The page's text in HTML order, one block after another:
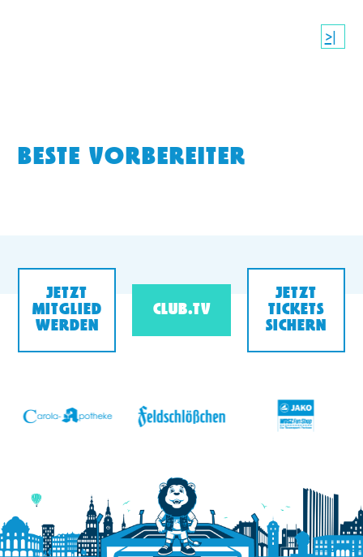
>|
BESTE VORBEREITER
JETZT
MITGLIED
WERDEN
CLUB.TV
JETZT
TICKETS
SICHERN